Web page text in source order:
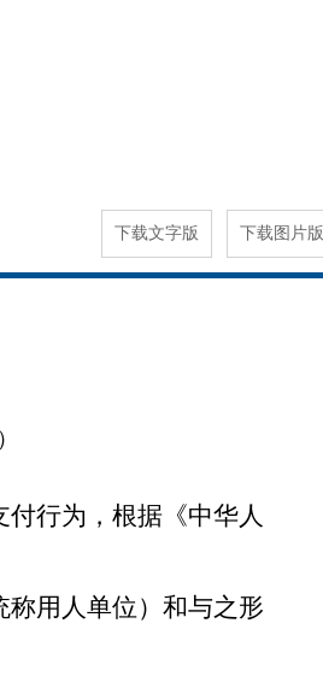
下载文字版 下载图片版
行为，根据《中华人
用人单位）和与之形